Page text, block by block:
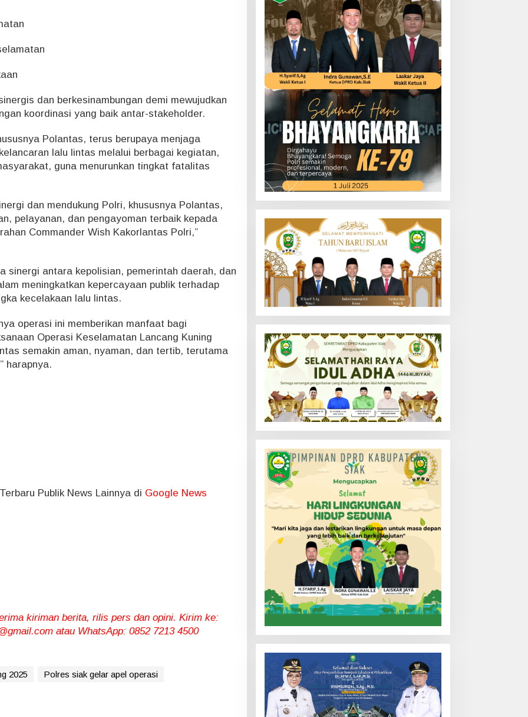
dan berkesinambungan demi mewujudkan
koordinasi yang baik antar-stakeholder.
Polantas, terus berupaya menjaga
lalu lintas melalui berbagai kegiatan,
guna menurunkan tingkat fatalitas
dan mendukung Polri, khususnya Polantas,
pelayanan, dan pengayoman terbaik kepada
Commander Wish Kakorlantas Polri,”
sinergi antara kepolisian, pemerintah daerah, dan
meningkatkan kepercayaan publik terhadap
kecelakaan lalu lintas.
operasi ini memberikan manfaat bagi
Operasi Keselamatan Lancang Kuning
semakin aman, nyaman, dan tertib, terutama
harapnya.
Publik News Lainnya di Google News
kiriman berita, rilis pers dan opini. Kirim ke:
atau WhatsApp: 0852 7213 4500
2025
Polres siak gelar apel operasi